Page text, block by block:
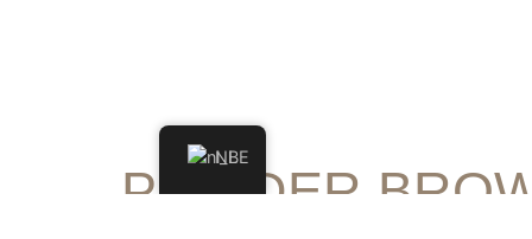
POWDER
NL